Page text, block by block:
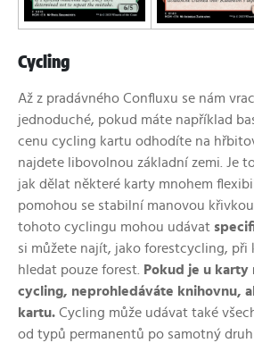
Cycling
Až z pradávného Confluxu se nám
jednoduché, pokud máte například
cenu cycling kartu odhodíte na
najdete libovolnou základní zemi. Je
jak dělat některé karty mnohem
pomohou se stabilní manovou
tohoto cyclingu mohou udávat
si můžete najít, jako forestcycling, při
hledat pouze forest.
Pokud je u karty
cycling, neprohledáváte knihovnu,
kartu. Cycling může udávat také
od typů permanentů po samotný